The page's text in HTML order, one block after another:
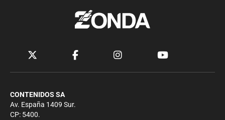
CONTENIDOS SA
Av. España 1409 Sur.
CP: 5400.